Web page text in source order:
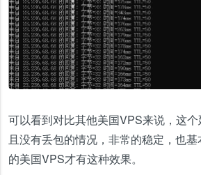
可以看到对比其他美国VPS来说，这
且没有丢包的情况，非常的稳定，也
的美国VPS才有这种效果。